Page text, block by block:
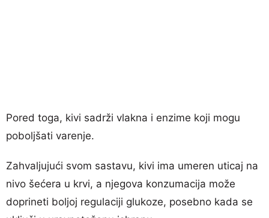
Pored toga, kivi sadrži vlakna i enzime koji mogu
poboljšati varenje.
Zahvaljujući svom sastavu, kivi ima umeren uticaj na
nivo šećera u krvi, a njegova konzumacija može
doprineti boljoj regulaciji glukoze, posebno kada se